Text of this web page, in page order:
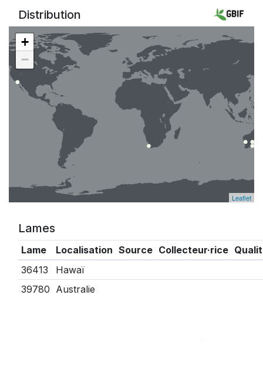
Distribution
+
−
Leaflet
Lames
Lame Localisation Source Collecteur·rice
36413
Hawaï
39780 Australie